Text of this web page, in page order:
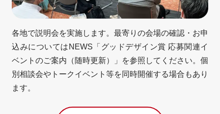
各地で説明会を実施します。最寄りの会場の確認・お申
込みについてはNEWS「グッドデザイン賞 応募関連イ
ベントのご案内（随時更新）」を参照してください。個
別相談会やトークイベント等を同時開催する場合もあり
ます。